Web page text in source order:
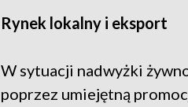
Rynek lokalny i eksport
W sytuacji nadwyżki
poprzez umiejętną